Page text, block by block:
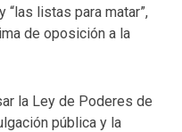
listas para matar”,
de oposición a la
la Ley de Poderes de
pública y la